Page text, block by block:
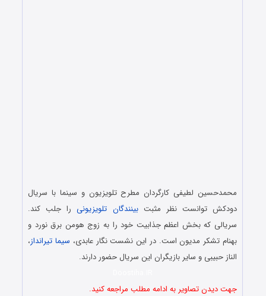
محمدحسین لطیفی کارگردان مطرح تلویزیون و سینما با سریال
دودکش توانست نظر مثبتبینندگان تلویزیونیرا جلب کند.
سریالی که بخش اعظم جذابیت خود را به زوج هومن برق نورد و
بهنام تشکر مدیون است. در این نشست نگار عابدی، سیما تیرانداز،
الناز حبیبی و سایر بازیگران این سریال حضور دارند.
جهت دیدن تصاویر به ادامه مطلب مراجعه کنید.